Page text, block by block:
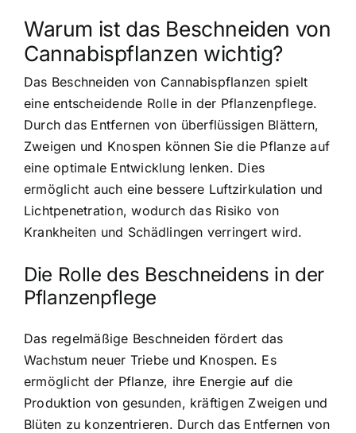
Warum ist das Beschneiden von
Cannabispflanzen wichtig?
Das Beschneiden von Cannabispflanzen spielt
eine entscheidende Rolle in der Pflanzenpflege.
Durch das Entfernen von überflüssigen Blättern,
Zweigen und Knospen können Sie die Pflanze auf
eine optimale Entwicklung lenken. Dies
ermöglicht auch eine bessere Luftzirkulation und
Lichtpenetration, wodurch das Risiko von
Krankheiten und Schädlingen verringert wird.
Die Rolle des Beschneidens in der
Pflanzenpflege
Das regelmäßige Beschneiden fördert das
Wachstum neuer Triebe und Knospen. Es
ermöglicht der Pflanze, ihre Energie auf die
Produktion von gesunden, kräftigen Zweigen und
Blüten zu konzentrieren. Durch das Entfernen von